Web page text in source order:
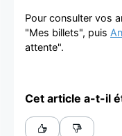
Pour consulter vos
"Mes billets", puis
attente".
Cet article a-t-il